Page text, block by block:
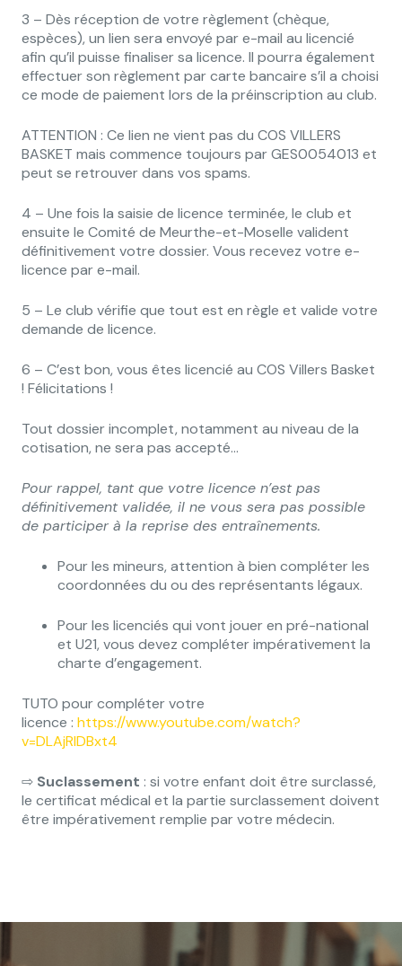
3 – Dès réception de votre règlement (chèque,
espèces), un lien sera envoyé par e-mail au licencié
afin qu’il puisse finaliser sa licence. Il pourra également
effectuer son règlement par carte bancaire s’il a choisi
ce mode de paiement lors de la préinscription au club.
ATTENTION : Ce lien ne vient pas du COS VILLERS
BASKET mais commence toujours par GES0054013 et
peut se retrouver dans vos spams.
4 – Une fois la saisie de licence terminée, le club et
ensuite le Comité de Meurthe-et-Moselle valident
définitivement votre dossier. Vous recevez votre e-
licence par e-mail.
5 – Le club vérifie que tout est en règle et valide votre
demande de licence.
6 – C’est bon, vous êtes licencié au COS Villers Basket
! Félicitations !
Tout dossier incomplet, notamment au niveau de la
cotisation, ne sera pas accepté…
Pour rappel, tant que votre licence n’est pas
définitivement validée, il ne vous sera pas possible
de participer à la reprise des entraînements.
Pour les mineurs, attention à bien compléter les
coordonnées du ou des représentants légaux.
Pour les licenciés qui vont jouer en pré-national
et U21, vous devez compléter impérativement la
charte d’engagement.
TUTO pour compléter votre
licence : https://www.youtube.com/watch?
v=DLAjRlDBxt4
⇨ Suclassement : si votre enfant doit être surclassé,
le certificat médical et la partie surclassement doivent
être impérativement remplie par votre médecin.